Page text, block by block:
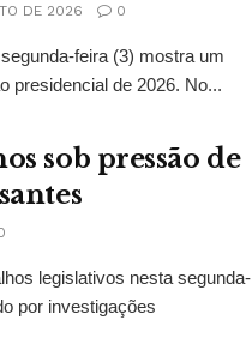
DE 2026 0
feira (3) mostra um
presidencial de 2026. No...
sob pressão de
legislativos nesta segunda-
por investigações